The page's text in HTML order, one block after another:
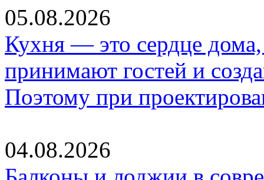
05.08.2026
Кухня — это сердце дома,
принимают гостей и
Поэтому при
04.08.2026